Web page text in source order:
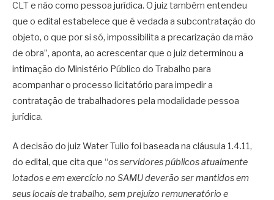
CLT e não como pessoa jurídica. O juiz também entendeu
que o edital estabelece que é vedada a subcontratação do
objeto, o que por si só, impossibilita a precarização da mão
de obra”, aponta, ao acrescentar que o juiz determinou a
intimação do Ministério Público do Trabalho para
acompanhar o processo licitatório para impedir a
contratação de trabalhadores pela modalidade pessoa
jurídica.
A decisão do juiz Water Tulio foi baseada na cláusula 1.4.11,
do edital, que cita que “os servidores públicos atualmente
lotados e em exercício no SAMU deverão ser mantidos em
seus locais de trabalho, sem prejuízo remuneratório e